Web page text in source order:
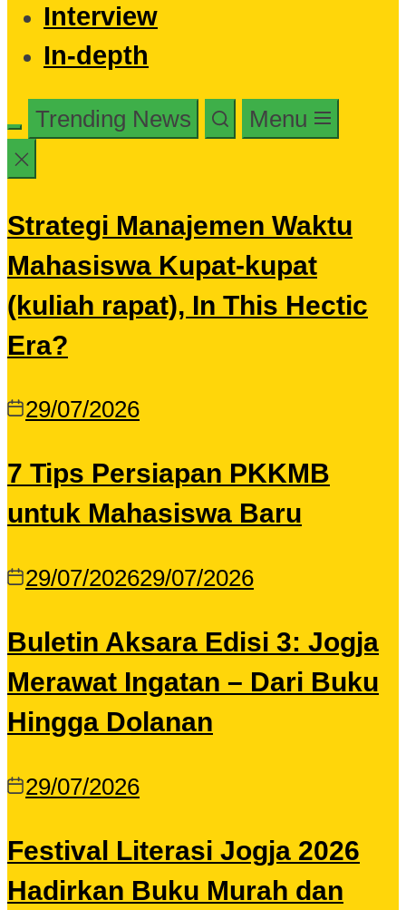
Interview
In-depth
Trending News Menu
Strategi Manajemen Waktu
Mahasiswa Kupat-kupat
(kuliah rapat), In This Hectic
Era?
29/07/2026
7 Tips Persiapan PKKMB
untuk Mahasiswa Baru
29/07/202629/07/2026
Buletin Aksara Edisi 3: Jogja
Merawat Ingatan – Dari Buku
Hingga Dolanan
29/07/2026
Festival Literasi Jogja 2026
Hadirkan Buku Murah dan